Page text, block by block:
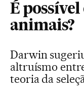
É
animais?
Darwin
altruísmo
teoria da